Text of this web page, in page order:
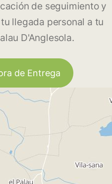
de seguimiento y
llegada personal a tu
D'Anglesola.
de Entrega